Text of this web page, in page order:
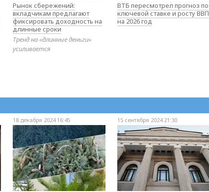
Рынок сбережений:
вкладчикам предлагают
фиксировать доходность на
длинные сроки
Тренд на «длинные деньги»
усиливается
ВТБ пересмотрел прогноз по
ключевой ставке и росту ВВП
на 2026 год
18 декабря 2024 16:45 15 сентября 2024 21:30